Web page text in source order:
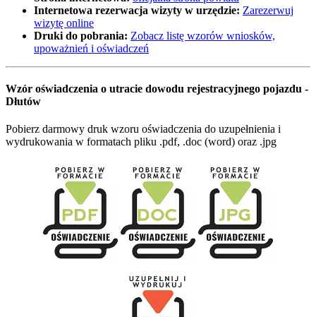
Internetowa rezerwacja wizyty w urzędzie: Zarezerwuj
wizytę online
Druki do pobrania: Zobacz listę wzorów wniosków,
upoważnień i oświadczeń
Wzór oświadczenia o utracie dowodu rejestracyjnego pojazdu -
Dłutów
Pobierz darmowy druk wzoru oświadczenia do uzupełnienia i
wydrukowania w formatach pliku .pdf, .doc (word) oraz .jpg